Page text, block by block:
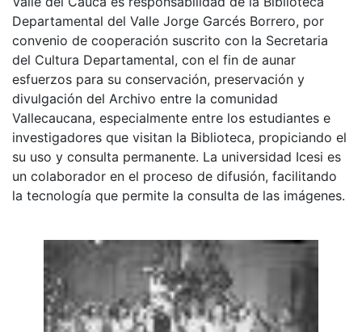
Departamental del Valle Jorge Garcés Borrero, por
convenio de cooperación suscrito con la Secretaria
del Cultura Departamental, con el fin de aunar
esfuerzos para su conservación, preservación y
divulgación del Archivo entre la comunidad
Vallecaucana, especialmente entre los estudiantes e
investigadores que visitan la Biblioteca, propiciando el
su uso y consulta permanente. La universidad Icesi es
un colaborador en el proceso de difusión, facilitando
la tecnología que permite la consulta de las imágenes.